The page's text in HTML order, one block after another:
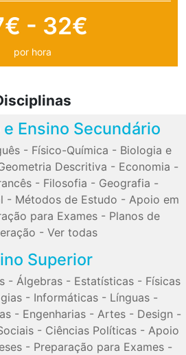
- 32€
por hora
e Ensino Secundário
- Físico-Química - Biologia e
Descritiva - Economia -
- Filosofia - Geografia -
- Métodos de Estudo - Apoio em
para Exames - Planos de
- Ver todas
Superior
- Álgebras - Estatísticas - Físicas
- Informáticas- Línguas-
- Engenharias- Artes- Design -
- Ciências Políticas - Apoio
- Preparação para Exames -